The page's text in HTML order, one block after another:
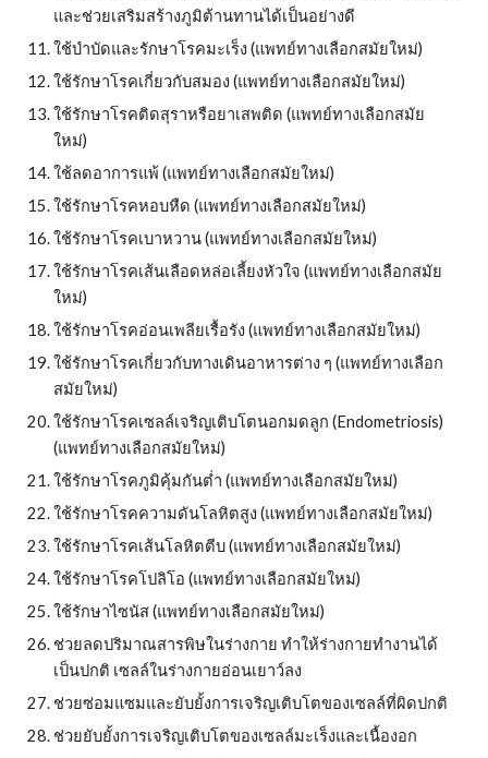
และช่วยเสริมสร้างภูมิต้านทานได้เป็นอย่างดี
ใช้บำบัดและรักษาโรคมะเร็ง (แพทย์ทางเลือกสมัยใหม่)
ใช้รักษาโรคเกี่ยวกับสมอง (แพทย์ทางเลือกสมัยใหม่)
ใช้รักษาโรคติดสุราหรือยาเสพติด (แพทย์ทางเลือกสมัย
ใหม่)
ใช้ลดอาการแพ้ (แพทย์ทางเลือกสมัยใหม่)
ใช้รักษาโรคหอบหืด (แพทย์ทางเลือกสมัยใหม่)
ใช้รักษาโรคเบาหวาน (แพทย์ทางเลือกสมัยใหม่)
ใช้รักษาโรคเส้นเลือดหล่อเลี้ยงหัวใจ (แพทย์ทางเลือกสมัย
ใหม่)
ใช้รักษาโรคอ่อนเพลียเรื้อรัง (แพทย์ทางเลือกสมัยใหม่)
ใช้รักษาโรคเกี่ยวกับทางเดินอาหารต่าง ๆ (แพทย์ทางเลือก
สมัยใหม่)
ใช้รักษาโรคเซลล์เจริญเติบโตนอกมดลูก (Endometriosis)
(แพทย์ทางเลือกสมัยใหม่)
ใช้รักษาโรคภูมิคุ้มกันต่ำ (แพทย์ทางเลือกสมัยใหม่)
ใช้รักษาโรคความดันโลหิตสูง (แพทย์ทางเลือกสมัยใหม่)
ใช้รักษาโรคเส้นโลหิตตีบ (แพทย์ทางเลือกสมัยใหม่)
ใช้รักษาโรคโปลิโอ (แพทย์ทางเลือกสมัยใหม่)
ใช้รักษาไซนัส (แพทย์ทางเลือกสมัยใหม่)
ช่วยลดปริมาณสารพิษในร่างกาย ทำให้ร่างกายทำงานได้
เป็นปกติ เซลล์ในร่างกายอ่อนเยาว์ลง
ช่วยซ่อมแซมและยับยั้งการเจริญเติบโตของเซลล์ที่ผิดปกติ
ช่วยยับยั้งการเจริญเติบโตของเซลล์มะเร็งและเนื้องอก